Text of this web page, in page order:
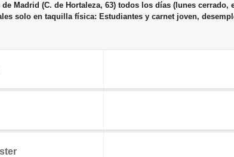
Madrid (C. de Hortaleza, 63) todos los días (lunes cerrado,
solo en taquilla física: Estudiantes y carnet joven,